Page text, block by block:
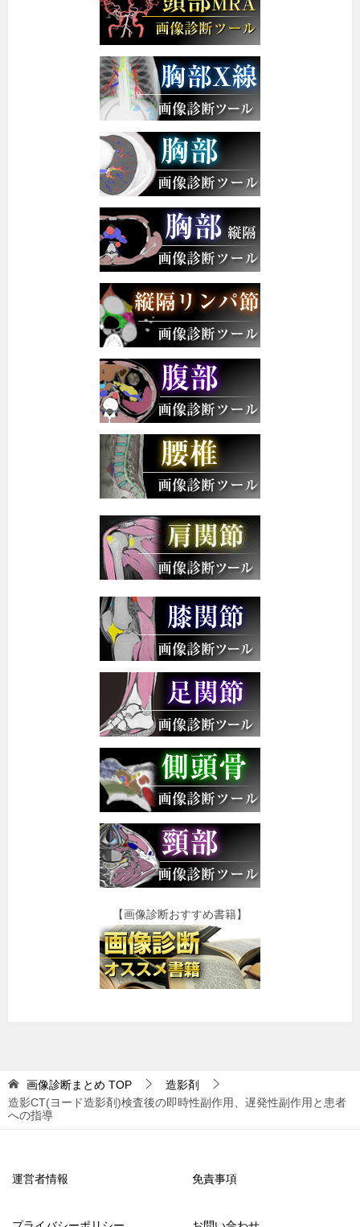
【画像診断おすすめ書籍】
画像診断まとめ TOP
造影剤
造影CT(ヨード造影剤)検査後の即時性副作用、遅発性副作用と患者
への指導
運営者情報 免責事項